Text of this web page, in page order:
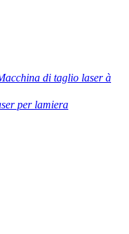
di taglio laser à
per lamiera